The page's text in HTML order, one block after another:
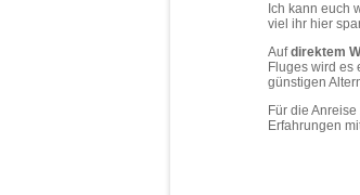
Ich kann euch
viel ihr hier
Aufdirektem
Fluges wird es
günstigen
Für die
Erfahrungen